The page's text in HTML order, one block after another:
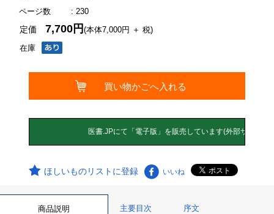
ページ数
: 230
在庫
定価7,700円(本体7,000円 ＋ 税)
ほしいものリストに登録 いいね
商品説明 主要目次 序文